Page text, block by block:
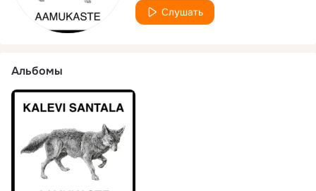
Слушать
Альбомы